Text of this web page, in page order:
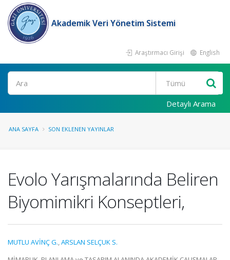
Akademik Veri Yönetim Sistemi
Araştırmacı Girişi English
Ara
Detaylı Arama
ANA SAYFA SON EKLENEN YAYINLAR
Evolo Yarışmalarında Beliren
Biyomimikri Konseptleri,
MUTLU AVİNÇ G.,ARSLAN SELÇUK S.